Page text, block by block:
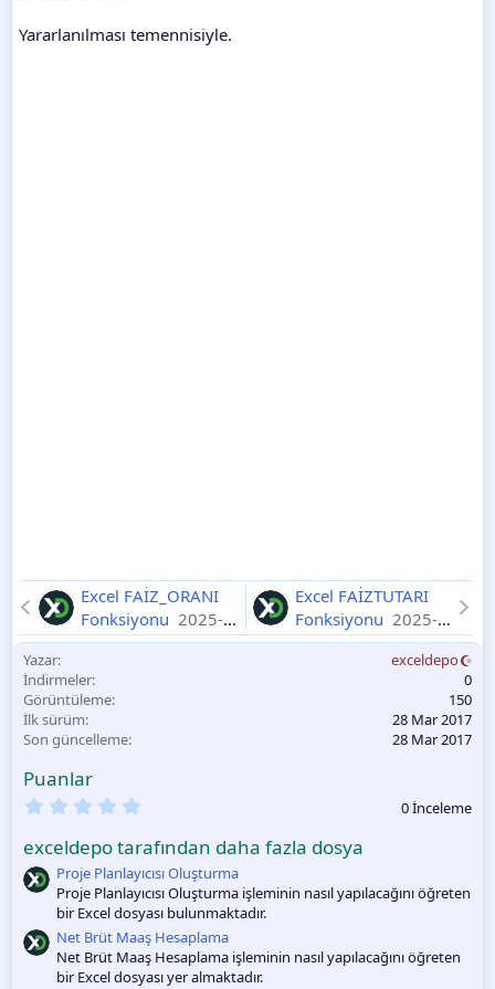
Yararlanılması temennisiyle.
Excel FAİZ_ORANI
Fonksiyonu 2025-
11-11
Excel FAİZTUTARI
Fonksiyonu 2025-
11-11
Yazar
exceldepo
İndirmeler
0
Görüntüleme
150
İlk sürüm
28 Mar 2017
Son güncelleme
28 Mar 2017
Puanlar
0
O
y
l
a
m
a
0 İnceleme
exceldepo tarafından daha fazla dosya
Proje Planlayıcısı Oluşturma
Proje Planlayıcısı Oluşturma işleminin nasıl yapılacağını öğreten
bir Excel dosyası bulunmaktadır.
Net Brüt Maaş Hesaplama
Net Brüt Maaş Hesaplama işleminin nasıl yapılacağını öğreten
bir Excel dosyası yer almaktadır.